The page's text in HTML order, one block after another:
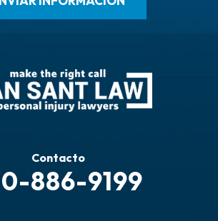
Contacto
886-9199